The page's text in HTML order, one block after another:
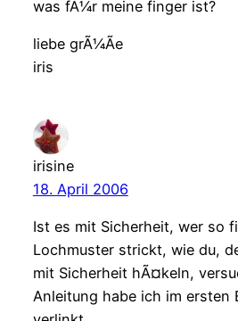
was fÃ¼r meine finger ist?
liebe grÃ¼Ãe
iris
irisine
18. April 2006
Ist es mit Sicherheit, wer so
Lochmuster strickt, wie du,
mit Sicherheit hÃ¤keln,
Anleitung habe ich im ersten